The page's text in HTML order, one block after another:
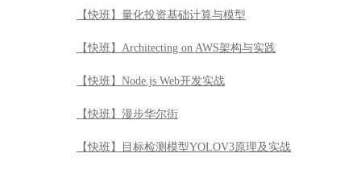
【快班】量化投资基础计算与模型
【快班】Architecting on AWS架构与实践
【快班】Node.js Web开发实战
【快班】漫步华尔街
【快班】目标检测模型YOLOV3原理及实战